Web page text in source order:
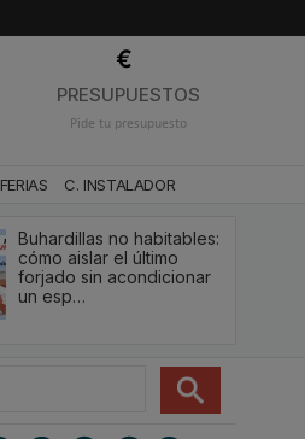
PRESUPUESTOS
Pide tu presupuesto
FERIAS C. INSTALADOR
Buhardillas no habitables:
cómo aislar el último
forjado sin acondicionar
un esp…